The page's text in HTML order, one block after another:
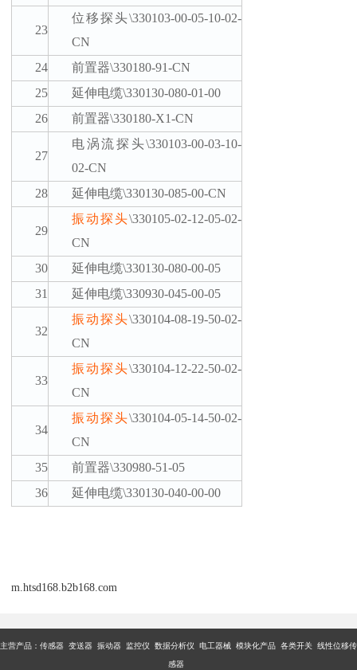
23
位移探头\330103-00-05-10-02-
CN
24
前置器\330180-91-CN
25
延伸电缆\330130-080-01-00
26
前置器\330180-X1-CN
27
电涡流探头\330103-00-03-10-
02-CN
28
延伸电缆\330130-085-00-CN
29
振动探头\330105-02-12-05-02-
CN
30
延伸电缆\330130-080-00-05
31
延伸电缆\330930-045-00-05
32
振动探头\330104-08-19-50-02-
CN
33
振动探头\330104-12-22-50-02-
CN
34
振动探头\330104-05-14-50-02-
CN
35
前置器\330980-51-05
36
延伸电缆\330130-040-00-00
m.htsd168.b2b168.com
主营产品：传感器 变送器 振动器 监控仪 数据分析仪 电工器械 模块化产品 各类开关 线性位移传
感器